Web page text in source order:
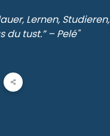
Lernen, Studieren,
tust.” – Pelé"